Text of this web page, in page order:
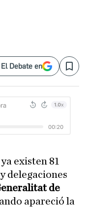
Debate en Save
existen 81
delegaciones
de
apareció la